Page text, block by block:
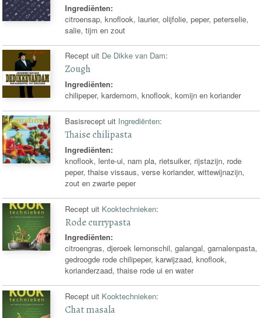
Ingrediënten:
citroensap, knoflook, laurier, olijfolie, peper, peterselie,
salie, tijm en zout
Recept uit De Dikke van Dam:
Zough
Ingrediënten:
chilipeper, kardemom, knoflook, komijn en koriander
Basisrecept uit Ingrediënten:
Thaise chilipasta
Ingrediënten:
knoflook, lente-ui, nam pla, rietsuiker, rijstazijn, rode
peper, thaise vissaus, verse koriander, wittewijnazijn,
zout en zwarte peper
Recept uit Kooktechnieken:
Rode currypasta
Ingrediënten:
citroengras, djeroek lemonschil, galangal, garnalenpasta,
gedroogde rode chilipeper, karwijzaad, knoflook,
korianderzaad, thaise rode ui en water
Recept uit Kooktechnieken:
Chat masala